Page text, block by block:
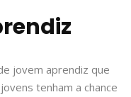
jovem aprendiz que
tenham a chance